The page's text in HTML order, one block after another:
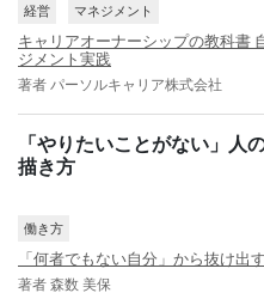
経営 マネジメント
キャリアオーナーシップの教科書
ジメント実践
著者 パーソルキャリア株式会社
「やりたいことがない」人
描き方
働き方
「何者でもない自分」から抜け出
著者 森数 美保